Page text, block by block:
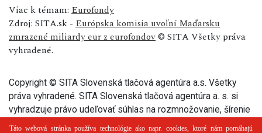
Viac k témam: Eurofondy
Zdroj: SITA.sk - Európska komisia uvoľní Maďarsku
zmrazené miliardy eur z eurofondov© SITA Všetky práva
vyhradené.
Copyright © SITA Slovenská tlačová agentúra a.s. Všetky
práva vyhradené. SITA Slovenská tlačová agentúra a. s. si
vyhradzuje právo udeľovať súhlas na rozmnožovanie, šírenie